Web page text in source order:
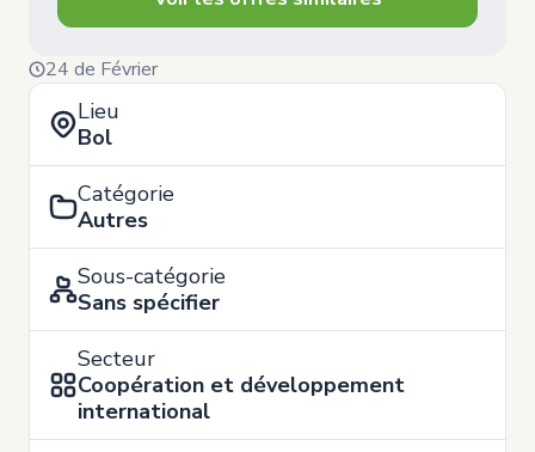
24 de Février
Lieu
Bol
Catégorie
Autres
Sous-catégorie
Sans spécifier
Secteur
Coopération et développement
international